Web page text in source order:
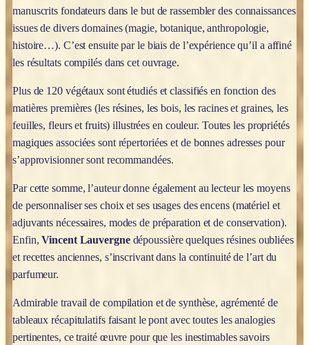
manuscrits fondateurs dans le but de rassembler des connaissances
issues de divers domaines (magie, botanique, anthropologie,
histoire…). C’est ensuite par le biais de l’expérience qu’il a affiné
les résultats compilés dans cet ouvrage.
Plus de 120 végétaux sont étudiés et classifiés en fonction des
matières premières (les résines, les bois, les racines et graines, les
feuilles, fleurs et fruits) illustrées en couleur. Toutes les propriétés
magiques associées sont répertoriées et de bonnes adresses pour
s’approvisionner sont recommandées.
Par cette somme, l’auteur donne également au lecteur les moyens
de personnaliser ses choix et ses usages des encens (matériel et
adjuvants nécessaires, modes de préparation et de conservation).
Enfin,Vincent Lauvergnedépoussière quelques résines oubliées
et recettes anciennes, s’inscrivant dans la continuité de l’art du
parfumeur.
Admirable travail de compilation et de synthèse, agrémenté de
tableaux récapitulatifs faisant le pont avec toutes les analogies
pertinentes, ce traité œuvre pour que les inestimables savoirs